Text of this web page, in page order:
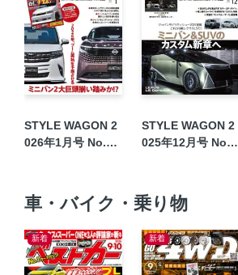
STYLE WAGON 2
026年1月号 No.36
STYLE WAGON 2
025年12月号 No.3
車・バイク・乗り物
新着 新着